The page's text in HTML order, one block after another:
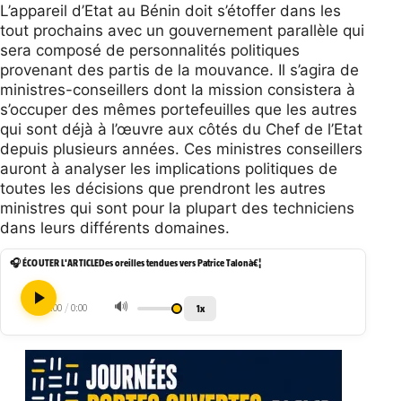
L’appareil d’Etat au Bénin doit s’étoffer dans les
tout prochains avec un gouvernement parallèle qui
sera composé de personnalités politiques
provenant des partis de la mouvance. Il s’agira de
ministres-conseillers dont la mission consistera à
s’occuper des mêmes portefeuilles que les autres
qui sont déjà à l’œuvre aux côtés du Chef de l’Etat
depuis plusieurs années. Ces ministres conseillers
auront à analyser les implications politiques de
toutes les décisions que prendront les autres
ministres qui sont pour la plupart des techniciens
dans leurs différents domaines.
🎧 ÉCOUTER L'ARTICLEDes oreilles tendues vers Patrice Talonà€¦
0:00 / 0:00 🔊 1x